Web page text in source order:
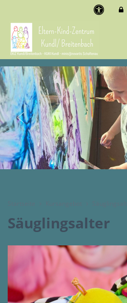
Säuglingsalter